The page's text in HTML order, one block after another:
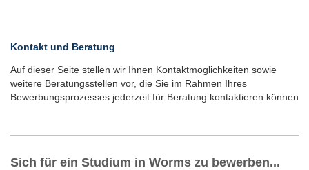
Kontakt und Beratung
Auf dieser Seite stellen wir Ihnen Kontaktmöglichkeiten sowie
weitere Beratungsstellen vor, die Sie im Rahmen Ihres
Bewerbungsprozesses jederzeit für Beratung kontaktieren können
Sich für ein Studium in Worms zu bewerben...